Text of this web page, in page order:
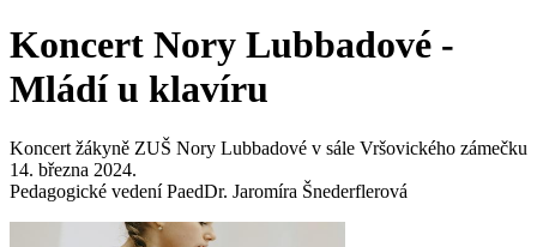
Koncert Nory Lubbadové -
Mládí u klavíru
Koncert žákyně ZUŠ Nory Lubbadové v sále Vršovického zámečku
14. března 2024.
Pedagogické vedení PaedDr. Jaromíra Šnederflerová